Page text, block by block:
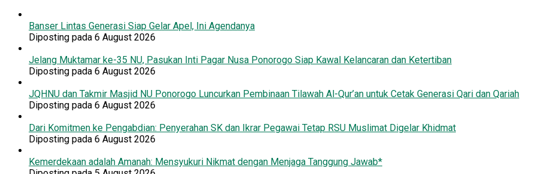
Banser Lintas Generasi Siap Gelar Apel, Ini Agendanya
Diposting pada 6 August 2026
Jelang Muktamar ke-35 NU, Pasukan Inti Pagar Nusa Ponorogo Siap Kawal Kelancaran dan Ketertiban
Diposting pada 6 August 2026
JQHNU dan Takmir Masjid NU Ponorogo Luncurkan Pembinaan Tilawah Al-Qur’an untuk Cetak Generasi Qari dan Qariah
Diposting pada 6 August 2026
Dari Komitmen ke Pengabdian: Penyerahan SK dan Ikrar Pegawai Tetap RSU Muslimat Digelar Khidmat
Diposting pada 6 August 2026
Kemerdekaan adalah Amanah: Mensyukuri Nikmat dengan Menjaga Tanggung Jawab*